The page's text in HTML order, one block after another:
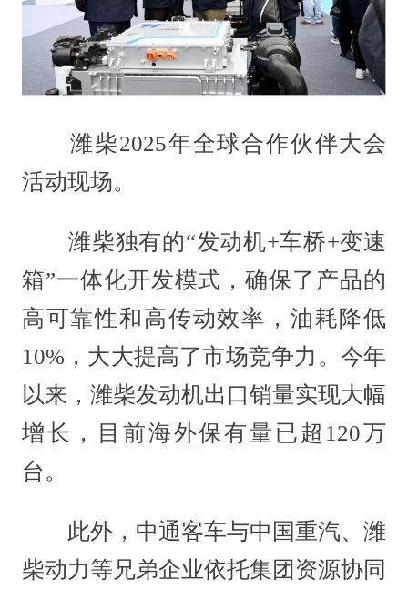
潍柴2025年全球合作伙伴大会
活动现场。
潍柴独有的“发动机+车桥+变速
箱”一体化开发模式，确保了产品的
高可靠性和高传动效率，油耗降低
10%，大大提高了市场竞争力。今年
以来，潍柴发动机出口销量实现大幅
增长，目前海外保有量已超120万
台。
此外，中通客车与中国重汽、潍
柴动力等兄弟企业依托集团资源协同